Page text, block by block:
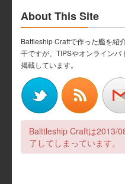
About This Site
Battleship Craftで作った艦を紹
干ですが、TIPSやオンラインバ
掲載しています。
Balttleship Craftは2013/
了してしまっています。